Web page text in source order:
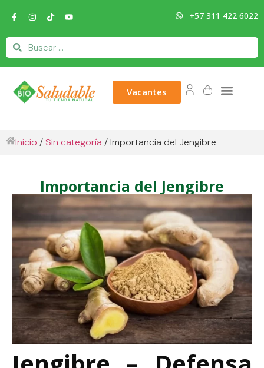
+57 311 422 6022
Vacantes
Inicio / Sin categoría / Importancia del Jengibre
Importancia del Jengibre